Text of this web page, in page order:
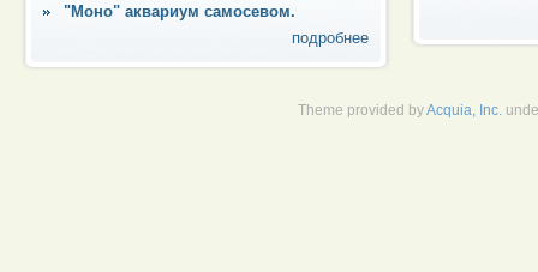
"Моно" аквариум самосевом.
подробнее
Theme provided byAcquia, Inc.